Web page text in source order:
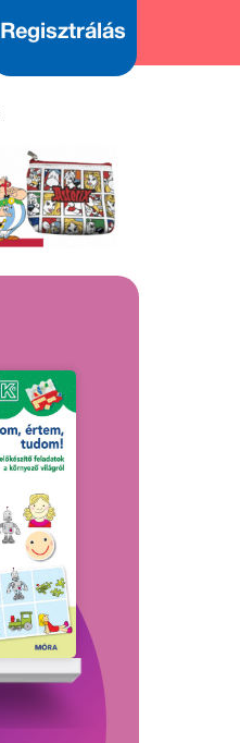
Regisztrálás